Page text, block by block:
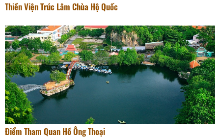
Thiền Viện Trúc Lâm Chùa Hộ Quốc
Điểm Tham Quan Hồ Ông Thoại